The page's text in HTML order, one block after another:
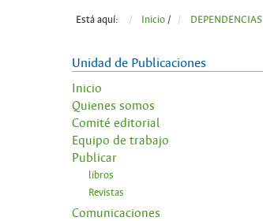
Está aquí: Inicio / DEPENDENCIAS
Unidad de Publicaciones
Inicio
Quienes somos
Comité editorial
Equipo de trabajo
Publicar
libros
Revistas
Comunicaciones